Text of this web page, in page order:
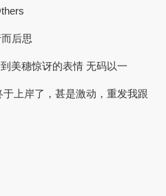
后思
美穗惊讶的表情 无码以一
上岸了，甚是激动，重发我跟